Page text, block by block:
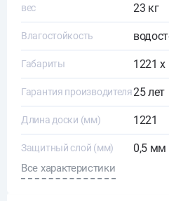
вес 23 кг
Влагостойкость
Габариты 1221
Гарантия производителя25 лет
Длина доски (мм) 1221
Защитный слой (мм) 0,5 мм
Все характеристики